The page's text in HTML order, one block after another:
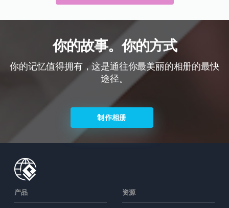
你的故事。你的方式
你的记忆值得拥有，这是通往你最美丽的相册的最快
途径。
制作相册
产品 资源